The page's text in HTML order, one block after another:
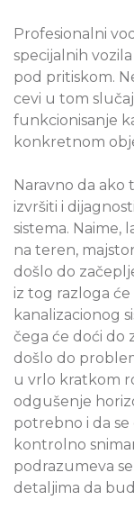
Profesionalni
specijalnih
pod pritiskom.
cevi u tom
funkcionisanje
konkretnom
Naravno da ako
izvršiti i
sistema. Naime,
na teren,
došlo do
iz tog razloga
kanalizacionog
čega će doći do
došlo do
u vrlo kratkom
odgušenje
potrebno i da se
kontrolno
podrazumeva
detaljima da